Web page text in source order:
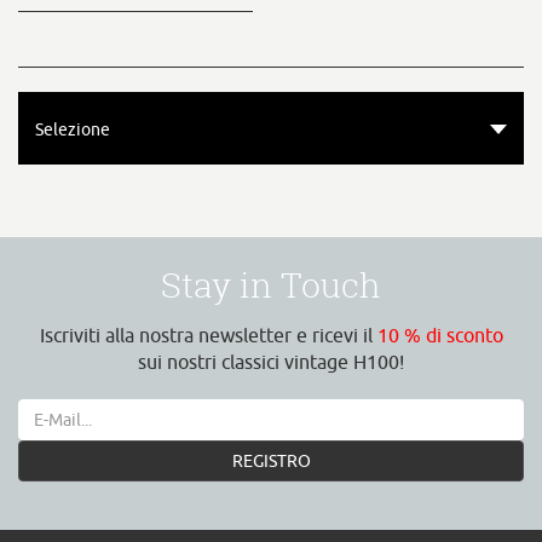
Selezione
Stay in Touch
Iscriviti alla nostra newsletter e ricevi il 10 % di sconto
sui nostri classici vintage H100!
REGISTRO